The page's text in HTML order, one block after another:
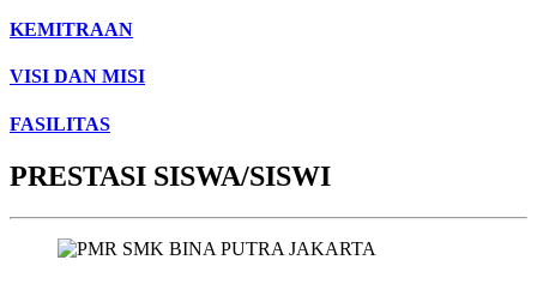
KEMITRAAN
VISI DAN MISI
FASILITAS
PRESTASI SISWA/SISWI